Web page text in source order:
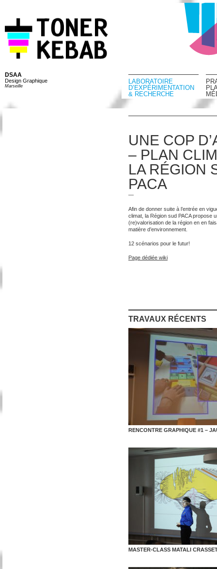
DSAA
Design Graphique
Marseille
LABORATOIRE
D’EXPÉRIMENTATION
& RECHERCHE
UNE COP
– PLAN
LA RÉGION
PACA
—
Afin de donner suite à l’entrée en
climat, la Région sud PACA propose
(re)valorisation de la région en en
matière d’environnement.
12 scénarios pour le futur!
Page dédiée wiki
TRAVAUX RÉCENTS
RENCONTRE GRAPHIQUE #1 –
MASTER-CLASS MATALI